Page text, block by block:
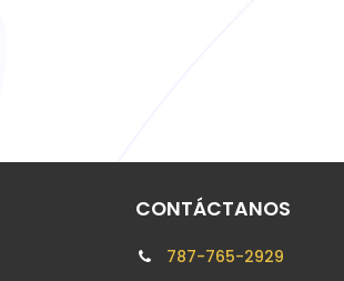
CONTÁCTANOS
787-765-2929